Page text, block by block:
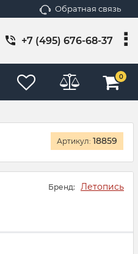
Обратная связь
+7 (495) 676-68-37
0
Артикул: 18859
Бренд: Летопись